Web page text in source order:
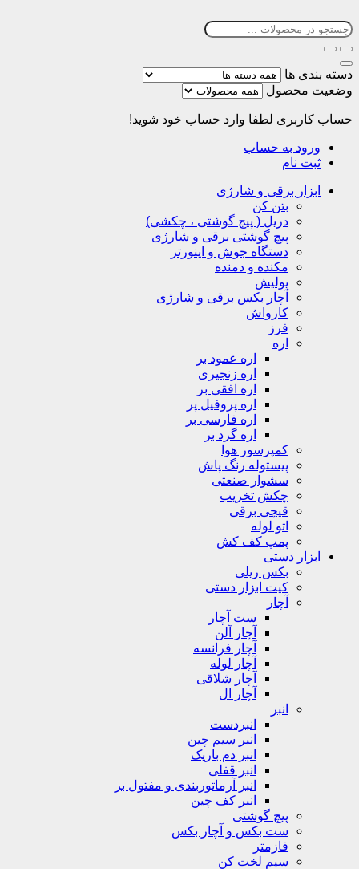
دسته بندی ها
وضعیت محصول
حساب کاربری لطفا وارد حساب خود شوید!
ورود به حساب
ثبت نام
ابزار برقی و شارژی
بتن کن
دریل ( پیچ گوشتی ، چکشی)
پیچ گوشتی برقی و شارژی
دستگاه جوش و اینورتر
مکنده و دمنده
پولیش
آچار بکس برقی و شارژی
کارواش
فرز
اره
اره عمود بر
اره زنجیری
اره افقی بر
اره پروفیل پر
اره فارسی بر
اره گرد بر
کمپرسور هوا
پیستوله رنگ پاش
سشوار صنعتی
چکش تخریب
قیچی برقی
اتو لوله
پمپ کف کش
ابزار دستی
بکس ریلی
کیت ابزار دستی
آچار
ست آچار
آچار آلن
آچار فرانسه
آچار لوله
آچار شلاقی
آچار ال
انبر
انبردست
انبر سیم چین
انبر دم باریک
انبر قفلی
انبر آرماتوربندی و مفتول بر
انبر کف چین
پیچ گوشتی
ست بکس و آچار بکس
فازمتر
سیم لخت کن